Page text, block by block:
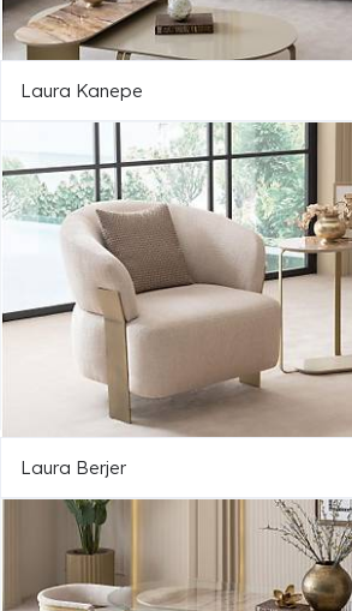
Laura Kanepe
Laura Berjer